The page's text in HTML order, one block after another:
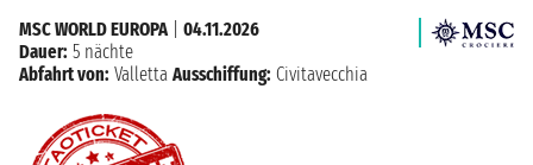
MSC WORLD EUROPA
04.11.2026
Dauer: 5 nächte
Abfahrt von: Valletta Ausschiffung: Civitavecchia